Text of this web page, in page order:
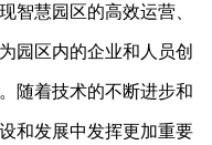
智慧园区的高效运营、
园区内的企业和人员创
随着技术的不断进步和
和发展中发挥更加重要